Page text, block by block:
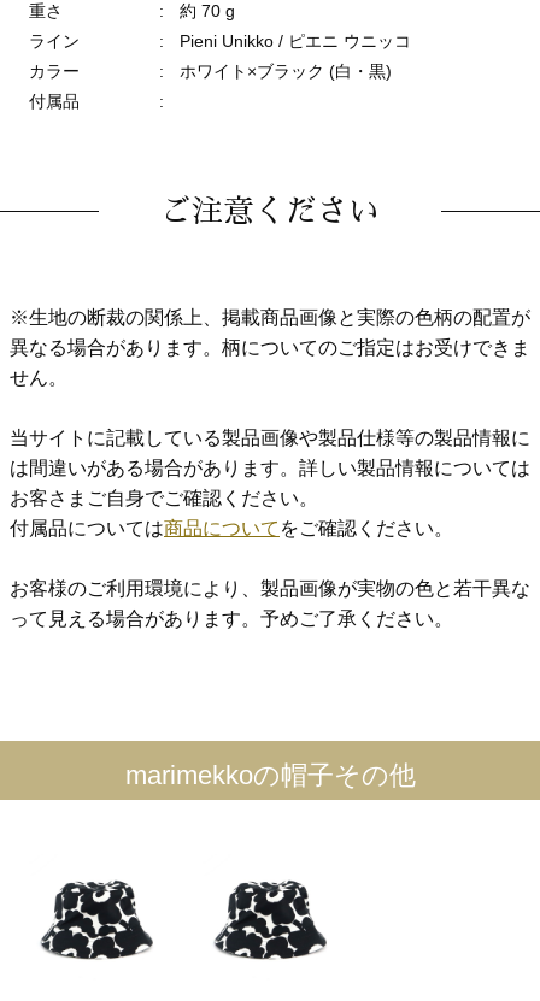
重さ
:
約 70 g
ライン
:
Pieni Unikko / ピエニ ウニッコ
カラー
:
ホワイト×ブラック (白・黒)
付属品
:
ご注意ください
※生地の断裁の関係上、掲載商品画像と実際の色柄の配置が
異なる場合があります。柄についてのご指定はお受けできま
せん。
当サイトに記載している製品画像や製品仕様等の製品情報に
は間違いがある場合があります。詳しい製品情報については
お客さまご自身でご確認ください。
付属品については商品について をご確認ください。
お客様のご利用環境により、製品画像が実物の色と若干異な
って見える場合があります。予めご了承ください。
marimekkoの帽子その他